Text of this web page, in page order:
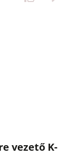
vezető K-